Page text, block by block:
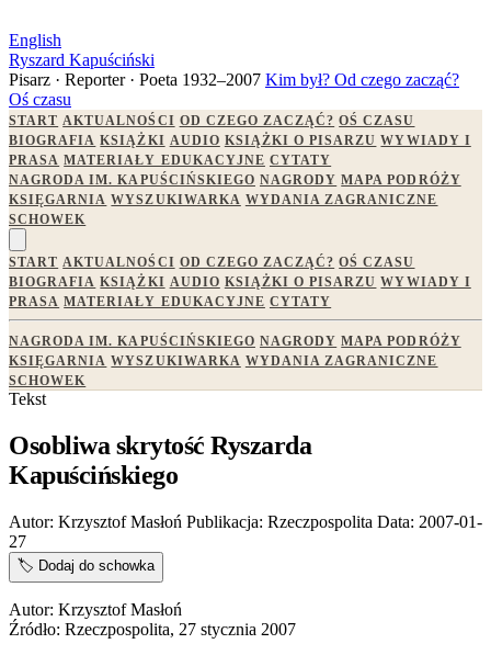
English
Ryszard Kapuściński
Pisarz · Reporter · Poeta 1932–2007 Kim był? Od czego zacząć?
Oś czasu
START AKTUALNOŚCI OD CZEGO ZACZĄĆ? OŚ CZASU
BIOGRAFIA KSIĄŻKI AUDIO KSIĄŻKI O PISARZU WYWIADY I
PRASA MATERIAŁY EDUKACYJNE CYTATY
NAGRODA IM. KAPUŚCIŃSKIEGO NAGRODY MAPA PODRÓŻY
KSIĘGARNIA WYSZUKIWARKA WYDANIA ZAGRANICZNE
SCHOWEK
START AKTUALNOŚCI OD CZEGO ZACZĄĆ? OŚ CZASU
BIOGRAFIA KSIĄŻKI AUDIO KSIĄŻKI O PISARZU WYWIADY I
PRASA MATERIAŁY EDUKACYJNE CYTATY
NAGRODA IM. KAPUŚCIŃSKIEGO NAGRODY MAPA PODRÓŻY
KSIĘGARNIA WYSZUKIWARKA WYDANIA ZAGRANICZNE
SCHOWEK
Tekst
Osobliwa skrytość Ryszarda
Kapuścińskiego
Autor: Krzysztof Masłoń Publikacja: Rzeczpospolita Data: 2007-01-
27
🏷️ Dodaj do schowka
Autor: Krzysztof Masłoń
Źródło: Rzeczpospolita, 27 stycznia 2007